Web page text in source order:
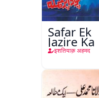
Safar Ek
Jazire Ka
इशतियाक़ अहमद